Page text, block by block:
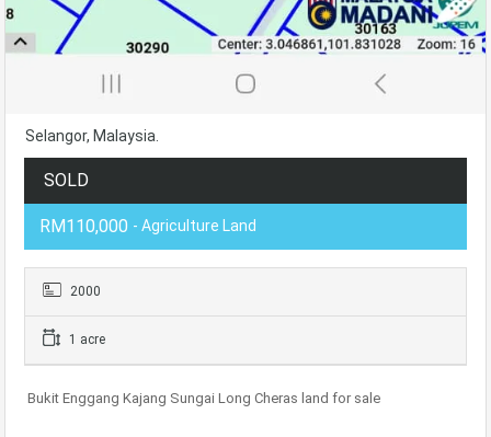
Selangor, Malaysia.
SOLD
RM110,000 - Agriculture Land
2000
1 acre
Bukit Enggang Kajang Sungai Long Cheras land for sale